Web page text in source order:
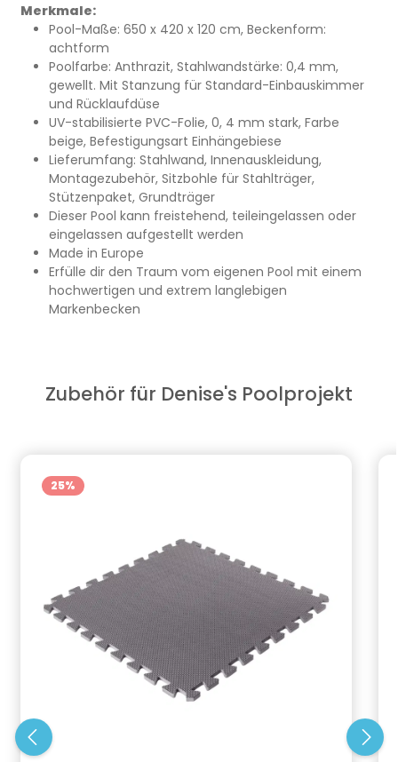
Merkmale:
Pool-Maße: 650 x 420 x 120 cm, Beckenform:
achtform
Poolfarbe: Anthrazit, Stahlwandstärke: 0,4 mm,
gewellt. Mit Stanzung für Standard-Einbauskimmer
und Rücklaufdüse
UV-stabilisierte PVC-Folie, 0, 4 mm stark, Farbe
beige, Befestigungsart Einhängebiese
Lieferumfang: Stahlwand, Innenauskleidung,
Montagezubehör, Sitzbohle für Stahlträger,
Stützenpaket, Grundträger
Dieser Pool kann freistehend, teileingelassen oder
eingelassen aufgestellt werden
Made in Europe
Erfülle dir den Traum vom eigenen Pool mit einem
hochwertigen und extrem langlebigen
Markenbecken
Zubehör für Denise's Poolprojekt
25%